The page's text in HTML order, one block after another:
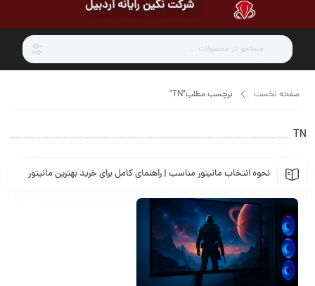
شرکت نگین رایانه اردبیل
صفحه نخست برچسب مطلب"TN"
TN
نحوه انتخاب مانیتور مناسب | راهنمای کامل برای خرید بهترین مانیتور